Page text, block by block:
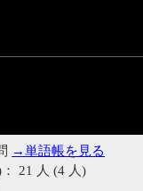
→単語帳を見る
21 人 (4 人)